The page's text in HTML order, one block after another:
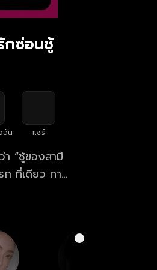
กซ่อนชู้
ฉัน แชร์
“ชู้ของสามี
ที่เดียว ทาง